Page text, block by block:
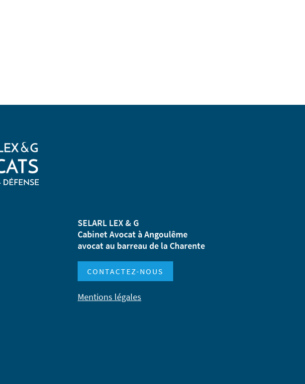
SELARL LEX & G
Cabinet Avocat à Angoulême
avocat au barreau de la Charente
CONTACTEZ-NOUS
Mentions légales